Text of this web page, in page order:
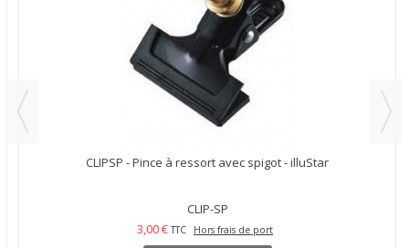
CLIPSP - Pince à ressort avec spigot - illuStar
CLIP-SP
3,00 € TTC Hors frais de port